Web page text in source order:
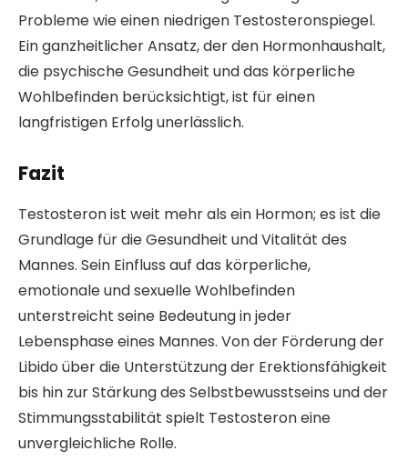
Probleme wie einen niedrigen Testosteronspiegel.
Ein ganzheitlicher Ansatz, der den Hormonhaushalt,
die psychische Gesundheit und das körperliche
Wohlbefinden berücksichtigt, ist für einen
langfristigen Erfolg unerlässlich.
Fazit
Testosteron ist weit mehr als ein Hormon; es ist die
Grundlage für die Gesundheit und Vitalität des
Mannes. Sein Einfluss auf das körperliche,
emotionale und sexuelle Wohlbefinden
unterstreicht seine Bedeutung in jeder
Lebensphase eines Mannes. Von der Förderung der
Libido über die Unterstützung der Erektionsfähigkeit
bis hin zur Stärkung des Selbstbewusstseins und der
Stimmungsstabilität spielt Testosteron eine
unvergleichliche Rolle.